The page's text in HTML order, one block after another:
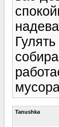
Tanushka